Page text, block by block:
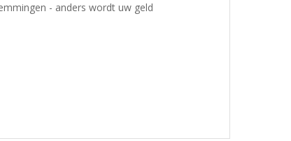
- anders wordt uw geld